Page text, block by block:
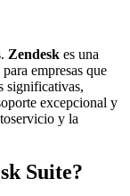
Zendesk es una
empresas que
significativas,
excepcional y
y la
Suite?